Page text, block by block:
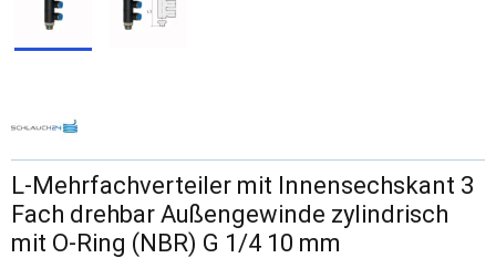
L-Mehrfachverteiler mit Innensechskant 3
Fach drehbar Außengewinde zylindrisch
mit O-Ring (NBR) G 1/4 10 mm